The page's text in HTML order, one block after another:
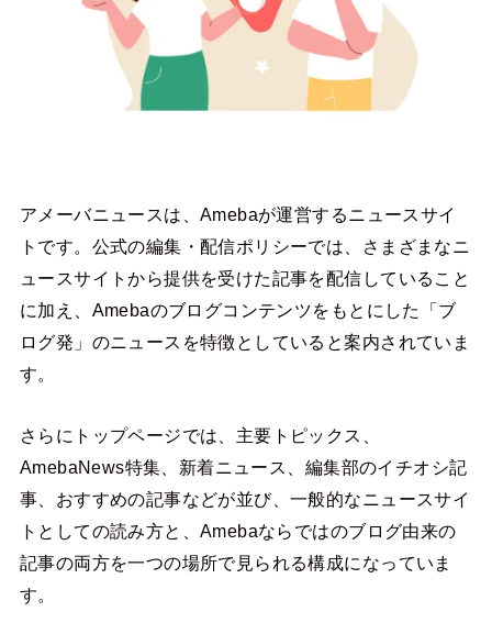
アメーバニュースは、Amebaが運営するニュースサイ
トです。公式の編集・配信ポリシーでは、さまざまなニ
ュースサイトから提供を受けた記事を配信していること
に加え、Amebaのブログコンテンツをもとにした「ブ
ログ発」のニュースを特徴としていると案内されていま
す。
さらにトップページでは、主要トピックス、
AmebaNews特集、新着ニュース、編集部のイチオシ記
事、おすすめの記事などが並び、一般的なニュースサイ
トとしての読み方と、Amebaならではのブログ由来の
記事の両方を一つの場所で見られる構成になっていま
す。